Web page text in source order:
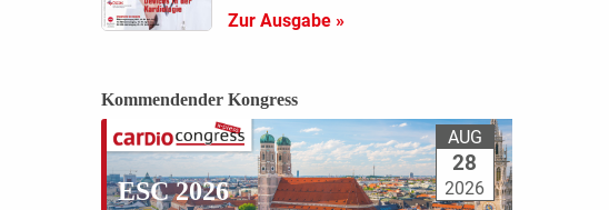
Zur Ausgabe »
Kommendender Kongress
ESC 2026
AUG
28
2026